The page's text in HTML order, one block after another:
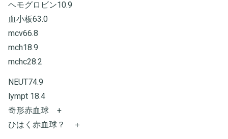
ヘモグロビン10.9
血小板63.0
mcv66.8
mch18.9
mchc28.2
NEUT74.9
lympt 18.4
奇形赤血球 +
ひはく赤血球？ ＋